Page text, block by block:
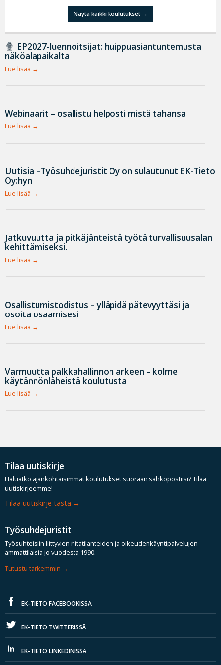
Näytä kaikki koulutukset
EP2027-luennoitsijat: huippuasiantuntemusta
näköalapaikalta
Lue lisää
Webinaarit – osallistu helposti mistä tahansa
Lue lisää
Uutisia –Työsuhdejuristit Oy on sulautunut EK-Tieto
Oy:hyn
Lue lisää
Jatkuvuutta ja pitkäjänteistä työtä turvallisuusalan
kehittämiseksi.
Lue lisää
Osallistumistodistus – ylläpidä pätevyyttäsi ja
osoita osaamisesi
Lue lisää
Varmuutta palkkahallinnon arkeen – kolme
käytännönläheistä koulutusta
Lue lisää
Tilaa uutiskirje
Haluatko ajankohtaisimmat koulutukset suoraan sähköpostiisi? Tilaa
uutiskirjeemme!
Tilaa uutiskirje tästä
Työsuhdejuristit
Työsuhteisiin liittyvien riitatilanteiden ja oikeudenkäyntipalvelujen
ammattilaisia jo vuodesta 1990.
Tutustu tarkemmin
EK-TIETO FACEBOOKISSA
EK-TIETO TWITTERISSÄ
EK-TIETO LINKEDINISSÄ